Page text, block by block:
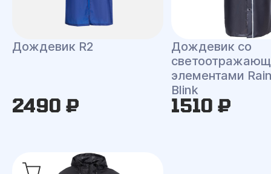
Дождевик R2
2490 ₽
Дождевик со
элементами
Blink
1510 ₽